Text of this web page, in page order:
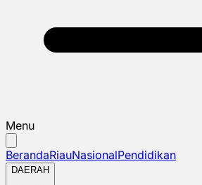
Menu
BerandaRiauNasionalPendidikan
DAERAH